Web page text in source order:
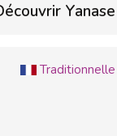
Yanase
Traditionnelle